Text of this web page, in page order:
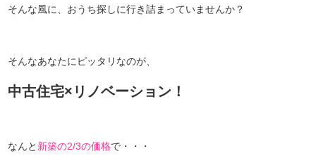
そんな風に、おうち探しに行き詰まっていませんか？
そんなあなたにピッタリなのが、
中古住宅×リノベーション！
なんと 新築の2/3の価格で・・・